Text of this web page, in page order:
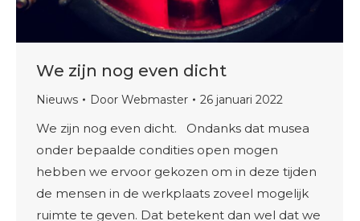
We zijn nog even dicht
Nieuws Door Webmaster 26 januari 2022
We zijn nog even dicht. Ondanks dat musea
onder bepaalde condities open mogen
hebben we ervoor gekozen om in deze tijden
de mensen in de werkplaats zoveel mogelijk
ruimte te geven. Dat betekent dan wel dat we